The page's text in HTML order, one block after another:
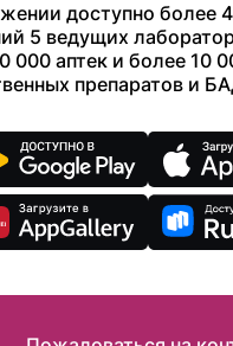
доступно более
5 ведущих
000 аптек и более 10
препаратов и